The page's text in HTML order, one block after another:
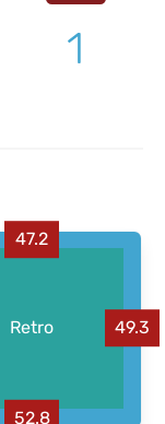
1
Retro 49.3
47.2
52.8